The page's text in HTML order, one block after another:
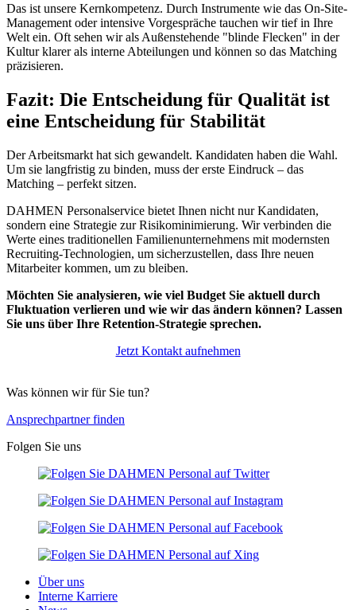
Das ist unsere Kernkompetenz. Durch Instrumente wie das On-Site-
Management oder intensive Vorgespräche tauchen wir tief in Ihre
Welt ein. Oft sehen wir als Außenstehende "blinde Flecken" in der
Kultur klarer als interne Abteilungen und können so das Matching
präzisieren.
Fazit: Die Entscheidung für Qualität ist
eine Entscheidung für Stabilität
Der Arbeitsmarkt hat sich gewandelt. Kandidaten haben die Wahl.
Um sie langfristig zu binden, muss der erste Eindruck – das
Matching – perfekt sitzen.
DAHMEN Personalservice bietet Ihnen nicht nur Kandidaten,
sondern eine Strategie zur Risikominimierung. Wir verbinden die
Werte eines traditionellen Familienunternehmens mit modernsten
Recruiting-Technologien, um sicherzustellen, dass Ihre neuen
Mitarbeiter kommen, um zu bleiben.
Möchten Sie analysieren, wie viel Budget Sie aktuell durch
Fluktuation verlieren und wie wir das ändern können? Lassen
Sie uns über Ihre Retention-Strategie sprechen.
Jetzt Kontakt aufnehmen
Was können wir für Sie tun?
Ansprechpartner finden
Folgen Sie uns
Über uns
Interne Karriere